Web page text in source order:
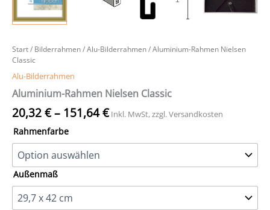
Start/ Bilderrahmen/Alu-Bilderrahmen/ Aluminium-Rahmen Nielsen
Classic
Alu-Bilderrahmen
Aluminium-Rahmen Nielsen Classic
20,32€– 151,64€ Inkl. MwSt, zzgl. Versandkosten
Rahmenfarbe
Außenmaß